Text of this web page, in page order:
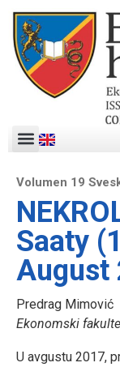
Volumen 19
Saaty
August
Predrag Mimović
Ekonomski
U avgustu 2017,